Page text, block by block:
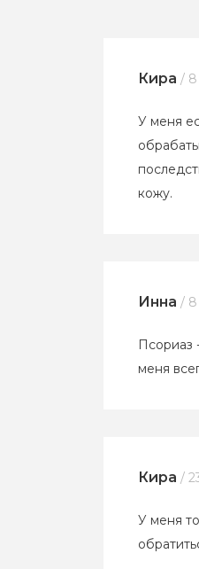
Кира / 8
У меня
кожу.
Инна / 8
Псориаз
меня
Кира /
У меня